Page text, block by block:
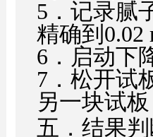
5．记录腻
精确到0.02
6．启动下
7．松开试
另一块试
五．结果